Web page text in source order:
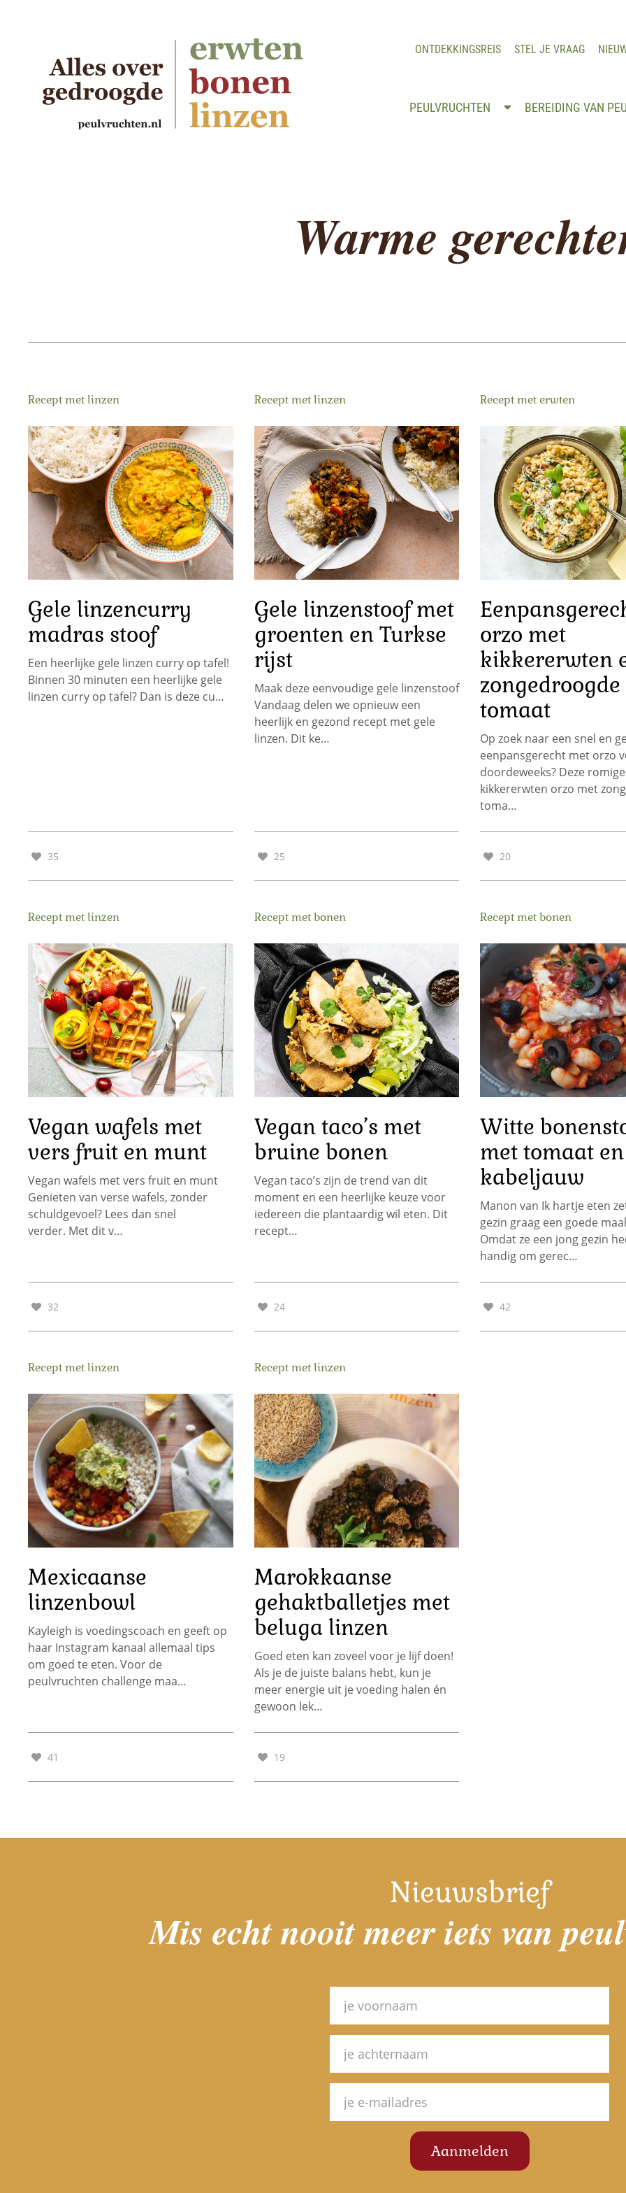
ONTDEKKINGSREIS STEL JE VRAAG
PEULVRUCHTEN BEREIDING VAN
Warme
Recept met linzen
Gele linzencurry
madras stoof
Een heerlijke gele linzen curry op tafel!
Binnen 30 minuten een heerlijke gele
linzen curry op tafel? Dan is deze cu…
35
Recept met linzen
Gele linzenstoof met
groenten en Turkse
rijst
Maak deze eenvoudige gele linzenstoof
Vandaag delen we opnieuw een
heerlijk en gezond recept met gele
linzen. Dit ke…
25
Recept met erwten
orzo met
kikkererwten
zongedroogde
tomaat
Op zoek naar een snel en
eenpansgerecht met orzo
doordeweeks? Deze romige
kikkererwten orzo met
toma…
20
Recept met linzen
Vegan wafels met
vers fruit en munt
Vegan wafels met vers fruit en munt
Genieten van verse wafels, zonder
schuldgevoel? Lees dan snel
verder. Met dit v…
32
Recept met bonen
Vegan taco’s met
bruine bonen
Vegan taco’s zijn de trend van dit
moment en een heerlijke keuze voor
iedereen die plantaardig wil eten. Dit
recept…
24
Recept met bonen
Witte
met tomaat en
kabeljauw
Manon van Ik hartje eten
gezin graag een goede
Omdat ze een jong gezin
handig om gerec…
42
Recept met linzen
Mexicaanse
linzenbowl
Kayleigh is voedingscoach en geeft op
haar Instagram kanaal allemaal tips
om goed te eten. Voor de
peulvruchten challenge maa…
41
Recept met linzen
Marokkaanse
gehaktballetjes met
beluga linzen
Goed eten kan zoveel voor je lijf doen!
Als je de juiste balans hebt, kun je
meer energie uit je voeding halen én
gewoon lek…
19
Nieuwsbrief
Mis echt nooit meer iets van